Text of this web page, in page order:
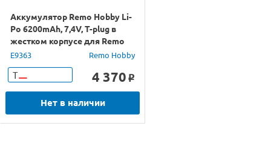
Аккумулятор Remo Hobby Li-
Po 6200mAh, 7,4V, T-plug в
жестком корпусе для Remo
Hobby
E9363 Remo Hobby
Т 4 370 o
Нет в наличии